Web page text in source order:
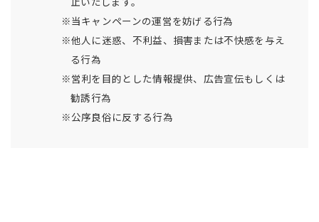
※当キャンペーンの運営を妨げる行為
※他人に迷惑、不利益、損害または不快感を与え
る行為
※営利を目的とした情報提供、広告宣伝もしくは
勧誘行為
※公序良俗に反する行為